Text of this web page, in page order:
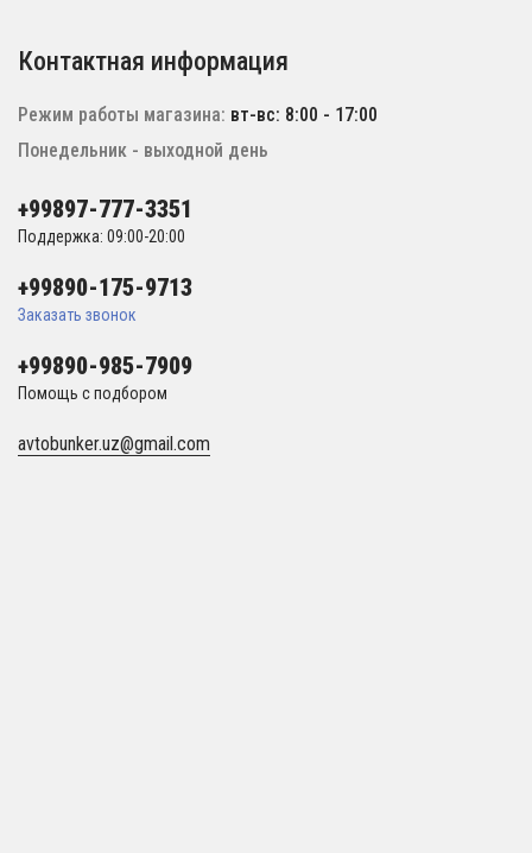
Контактная информация
Режим работы магазина: вт-вс: 8:00 - 17:00
Понедельник - выходной день
+99897-777-3351
Поддержка: 09:00-20:00
+99890-175-9713
Заказать звонок
+99890-985-7909
Помощь с подбором
avtobunker.uz@gmail.com